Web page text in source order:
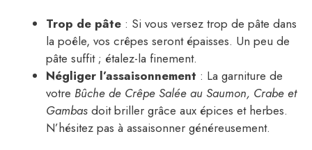
Trop de pâte : Si vous versez trop de pâte dans
la poêle, vos crêpes seront épaisses. Un peu de
pâte suffit ; étalez-la finement.
Négliger l’assaisonnement : La garniture de
votre Bûche de Crêpe Salée au Saumon, Crabe et
Gambas doit briller grâce aux épices et herbes.
N’hésitez pas à assaisonner généreusement.